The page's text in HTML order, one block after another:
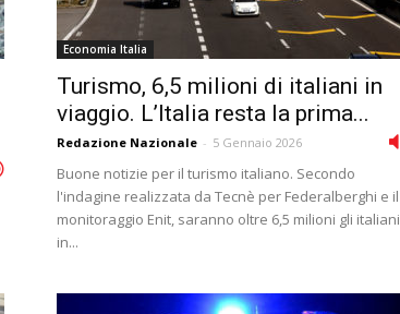
Economia Italia
Turismo, 6,5 milioni di italiani in
viaggio. L’Italia resta la prima...
Redazione Nazionale - 5 Gennaio 2026
Buone notizie per il turismo italiano. Secondo
l'indagine realizzata da Tecnè per Federalberghi e il
monitoraggio Enit, saranno oltre 6,5 milioni gli italiani
in...